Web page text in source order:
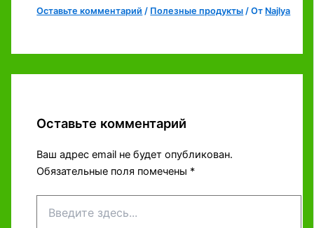
Оставьте комментарий / Полезные продукты / От Najlya
Оставьте комментарий
Ваш адрес email не будет опубликован.
Обязательные поля помечены *
здесь...